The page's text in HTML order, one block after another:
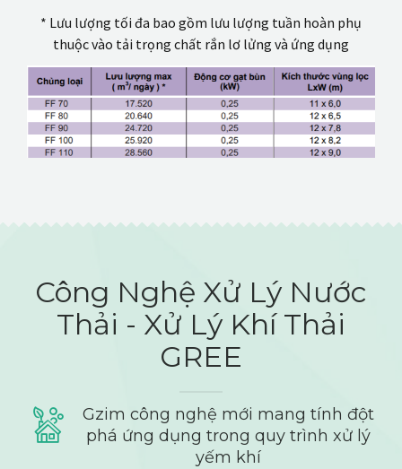
* Lưu lượng tối đa bao gồm lưu lượng tuần hoàn phụ
thuộc vào tải trọng chất rắn lơ lửng và ứng dụng
Công Nghệ Xử Lý Nước
Thải - Xử Lý Khí Thải
GREE
Gzim công nghệ mới mang tính đột
phá ứng dụng trong quy trình xử lý
yếm khí